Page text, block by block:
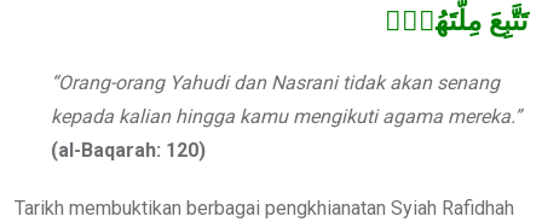
تَتَّبِعَ مِلَّتَهُمۡۗ
“Orang-orang Yahudi dan Nasrani tidak akan senang
kepada kalian hingga kamu mengikuti agama mereka.”
(al-Baqarah: 120)
Tarikh membuktikan berbagai pengkhianatan Syiah Rafidhah